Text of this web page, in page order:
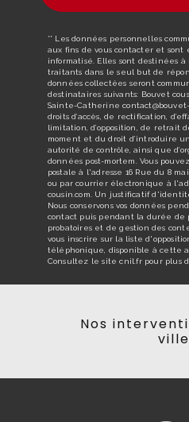
** Les données personnelles
aux fins de vous contacter et
informatisé. Elles sont destinées à
traitants dans le seul but de
données collectées seront
destinataires suivants: Bouvet
Sainte-Catherine contact@bouvet-
droits d’accès, de rectification,
limitation, d’opposition, de retrait
moment et du droit d’introduire
autorité de contrôle, ainsi que
données post-mortem. Vous
postale à l'adresse 16 Rue du 8
ou par courrier électronique à
cousin.com. Un justificatif
Nous conservons vos données
contact puis pendant la durée de
probatoires et de gestion des
vous inscrire sur la liste
téléphonique, disponible à cette
Consultez le site cnil.fr pour plus
Nos